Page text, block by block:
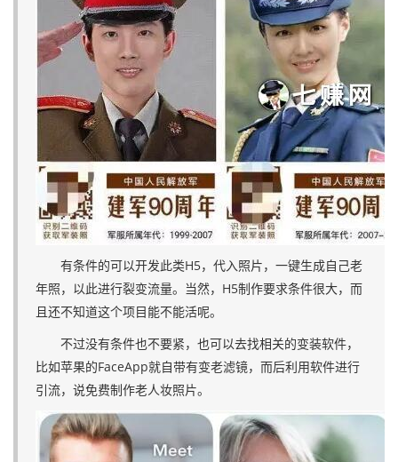
有条件的可以开发此类H5，代入照片，一键生成自己老
年照，以此进行裂变流量。当然，H5制作要求条件很大，而
且还不知道这个项目能不能活呢。
不过没有条件也不要紧，也可以去找相关的变装软件，
比如苹果的FaceApp就自带有变老滤镜，而后利用软件进行
引流，说免费制作老人妆照片。